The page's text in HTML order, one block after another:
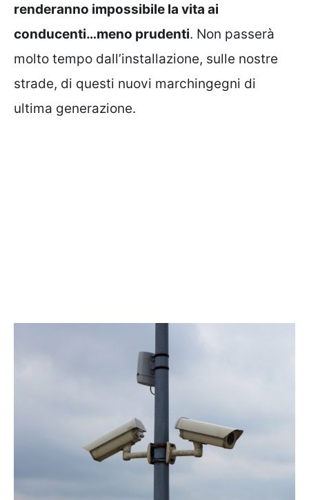
renderanno impossibile la vita ai
conducenti…meno prudenti. Non passerà
molto tempo dall’installazione, sulle nostre
strade, di questi nuovi marchingegni di
ultima generazione.